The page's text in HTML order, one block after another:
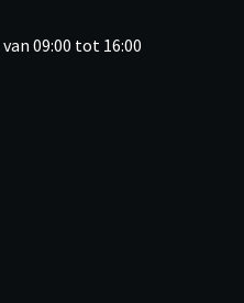
09:00 tot 16:00